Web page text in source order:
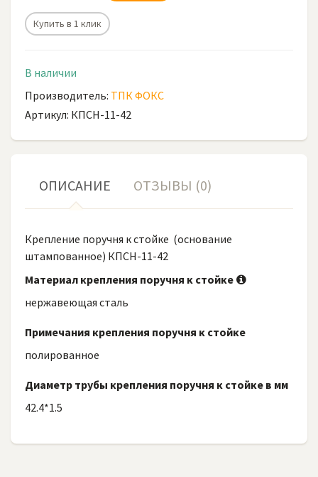
Купить в 1 клик
В наличии
Производитель: ТПК ФОКС
Артикул: КПСН-11-42
ОПИСАНИЕ ОТЗЫВЫ (0)
Крепление поручня к стойке (основание
штампованное) КПСН-11-42
Материал крепления поручня к стойке
нержавеющая сталь
Примечания крепления поручня к стойке
полированное
Диаметр трубы крепления поручня к стойке в мм
42.4*1.5